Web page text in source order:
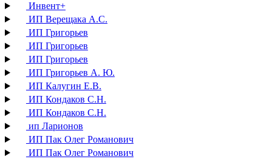
Инвент+
ИП Верещака А.С.
ИП Григорьев
ИП Григорьев
ИП Григорьев
ИП Григорьев А. Ю.
ИП Калугин Е.В.
ИП Кондаков С.Н.
ИП Кондаков С.Н.
ип Ларионов
ИП Пак Олег Романович
ИП Пак Олег Романович